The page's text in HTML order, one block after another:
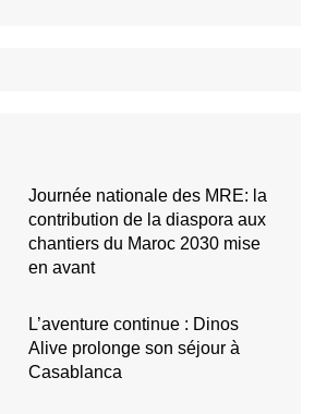
Journée nationale des MRE: la
contribution de la diaspora aux
chantiers du Maroc 2030 mise
en avant
L’aventure continue : Dinos
Alive prolonge son séjour à
Casablanca